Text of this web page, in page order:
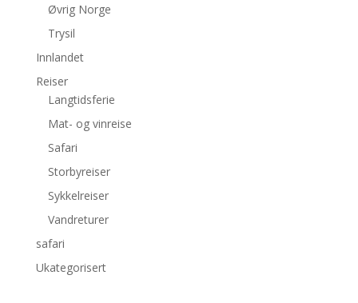
Øvrig Norge
Trysil
Innlandet
Reiser
Langtidsferie
Mat- og vinreise
Safari
Storbyreiser
Sykkelreiser
Vandreturer
safari
Ukategorisert